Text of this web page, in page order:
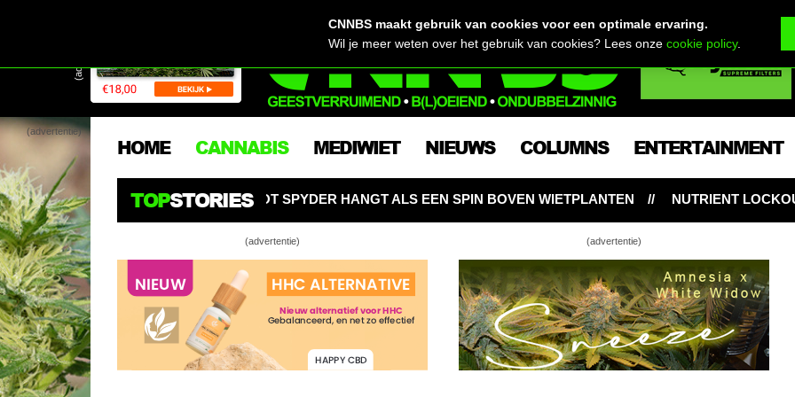
(advertentie)
(advertentie)
HOME CANNABIS MEDIWIET NIEUWS COLUMNS ENTERTAINMENT
TOPSTORIES
SPYDER HANGT ALS EEN SPIN BOVEN WIETPLANTEN NUTRIENT LOCKOUT: HONGERIGE
(advertentie) (advertentie)
Een groene kerst voor Barney Green
Barney maakt zijn kweektent klaar voor Sweet ’n Sour
CNNBS maakt gebruik van cookies voor een optimale ervaring.
Wil je meer weten over het gebruik van cookies? Lees onzecookie policy.